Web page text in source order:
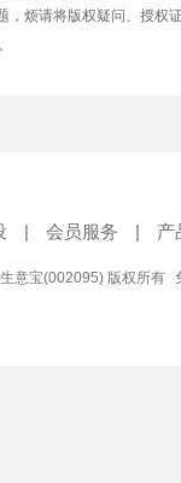
烦请将版权疑问、授权
| 会员服务 | 产
意宝(002095) 版权所有